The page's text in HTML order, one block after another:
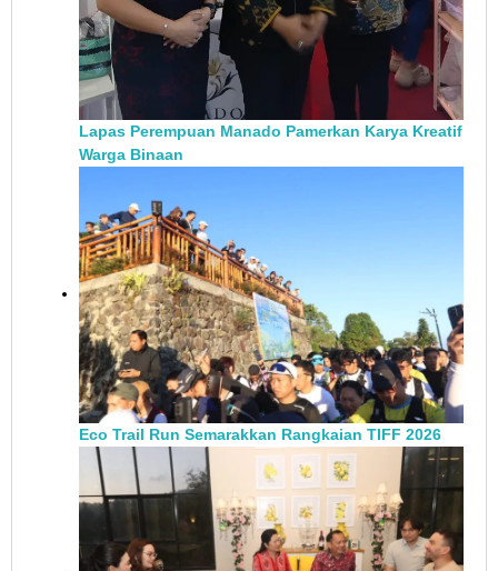
Lapas Perempuan Manado Pamerkan Karya Kreatif
Warga Binaan
Eco Trail Run Semarakkan Rangkaian TIFF 2026